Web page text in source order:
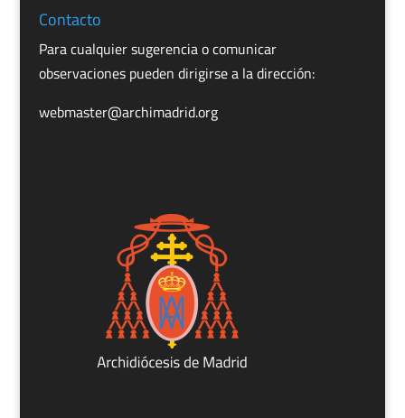
Contacto
Para cualquier sugerencia o comunicar
observaciones pueden dirigirse a la dirección:
webmaster@archimadrid.org